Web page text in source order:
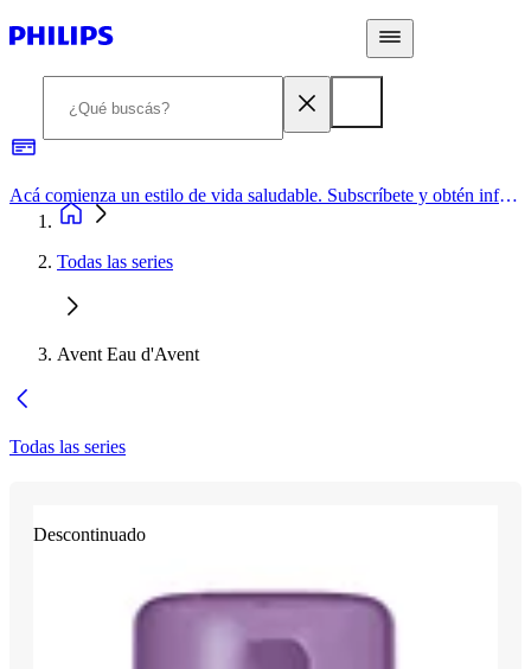
Acá comienza un estilo de vida saludable. Subscríbete y obtén información de primera mano
Todas las series
Avent Eau d'Avent
Todas las series
Descontinuado